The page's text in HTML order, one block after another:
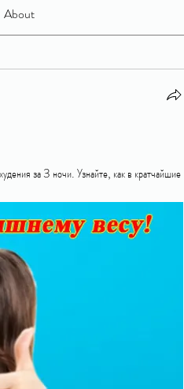
About
за 3 ночи. Узнайте, как в кратчайшие